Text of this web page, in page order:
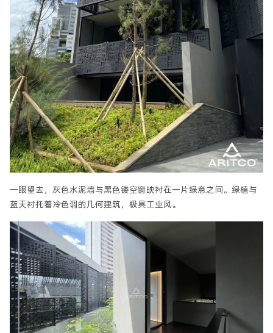
一眼望去，灰色水泥墙与黑色镂空窗映衬在一片绿意之间。绿植与
蓝天衬托着冷色调的几何建筑，极具工业风。